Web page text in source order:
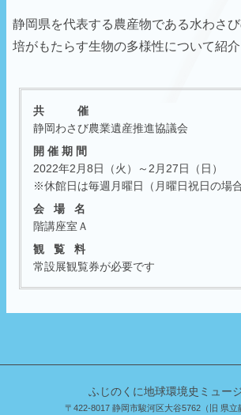
静岡県を代表する農産物である水わさ
培がもたらす生物の多様性について紹介
共 催
静岡わさび農業遺産推進協議会
開 催 期 間
2022年2月8日（火）～2月27日（日）
※休館日は毎週月曜日（月曜日祝日の場合
会 場 名
階講座室Ａ
観 覧 料
常設展観覧券が必要です
ふじのくに地球環境史ミュー
〒422-8017 静岡市駿河区大谷5762（旧 県立